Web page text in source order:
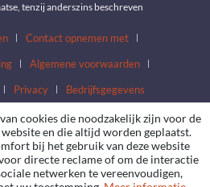
tenzij anderszins beschreven
Contact opnemen met
Algemene voorwaarden
Privacy Bedrijfsgegevens
cookies die noodzakelijk zijn voor de
en die altijd worden geplaatst.
bij het gebruik van deze website
directe reclame of om de interactie
netwerken te vereenvoudigen,